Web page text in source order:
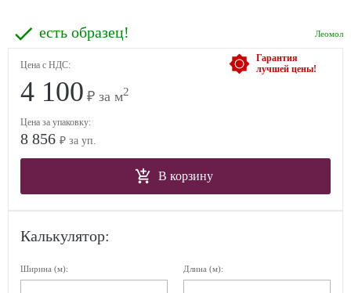
Леомол
есть образец!
Гарантия
лучшей цены!
Цена с НДС:
4 100 ₽ за м2
Цена за упаковку:
8 856 ₽ за уп.
В корзину
Калькулятор:
Ширина (м): Длина (м):